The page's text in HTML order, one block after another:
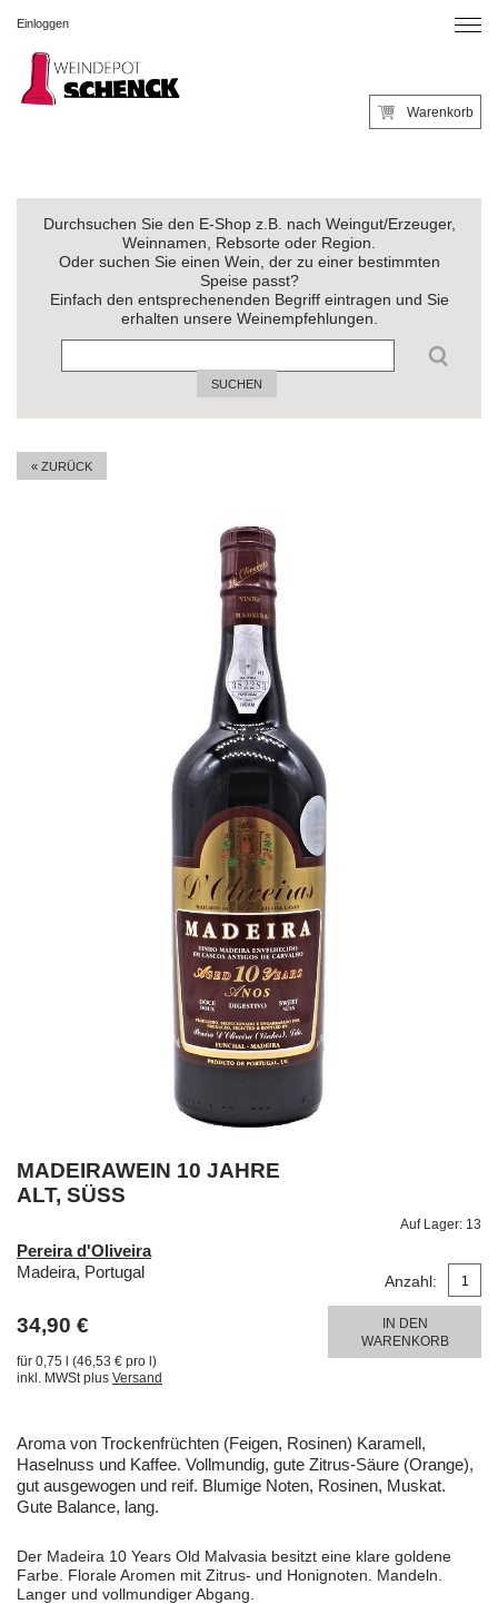
Einloggen
Warenkorb
Durchsuchen Sie den E-Shop z.B. nach Weingut/Erzeuger,
Weinnamen, Rebsorte oder Region.
Oder suchen Sie einen Wein, der zu einer bestimmten
Speise passt?
Einfach den entsprechenenden Begriff eintragen und Sie
erhalten unsere Weinempfehlungen.
SUCHEN
« ZURÜCK
MADEIRAWEIN 10 JAHRE
ALT, SÜSS
Pereira d'Oliveira
Madeira, Portugal
34,90 €
für 0,75 l (46,53 € pro l)
inkl. MWSt plus Versand
Auf Lager: 13
Anzahl:
IN DEN
WARENKORB
Aroma von Trockenfrüchten (Feigen, Rosinen) Karamell,
Haselnuss und Kaffee. Vollmundig, gute Zitrus-Säure (Orange),
gut ausgewogen und reif. Blumige Noten, Rosinen, Muskat.
Gute Balance, lang.
Der Madeira 10 Years Old Malvasia besitzt eine klare goldene
Farbe. Florale Aromen mit Zitrus- und Honignoten. Mandeln.
Langer und vollmundiger Abgang.